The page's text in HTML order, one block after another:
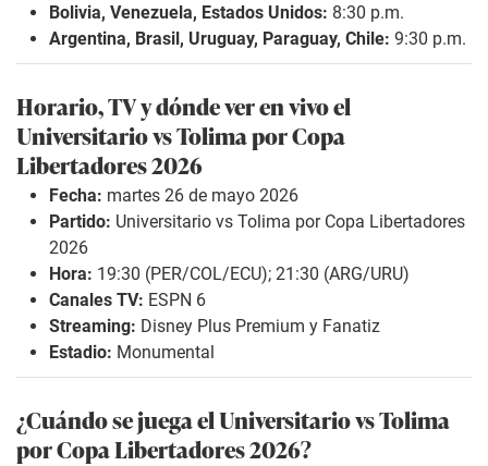
Bolivia, Venezuela, Estados Unidos: 8:30 p.m.
Argentina, Brasil, Uruguay, Paraguay, Chile: 9:30 p.m.
Horario, TV y dónde ver en vivo el
Universitario vs Tolima por Copa
Libertadores 2026
Fecha: martes 26 de mayo 2026
Partido: Universitario vs Tolima por Copa Libertadores
2026
Hora: 19:30 (PER/COL/ECU); 21:30 (ARG/URU)
Canales TV: ESPN 6
Streaming: Disney Plus Premium y Fanatiz
Estadio: Monumental
¿Cuándo se juega el Universitario vs Tolima
por Copa Libertadores 2026?